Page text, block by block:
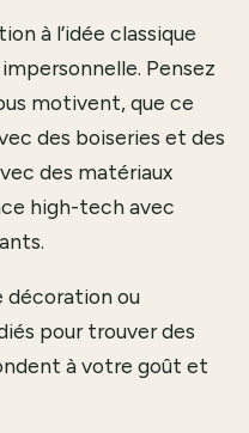
à l’idée classique
Pensez
motivent, que ce
des boiseries et des
des matériaux
high-tech avec
décoration ou
pour trouver des
à votre goût et